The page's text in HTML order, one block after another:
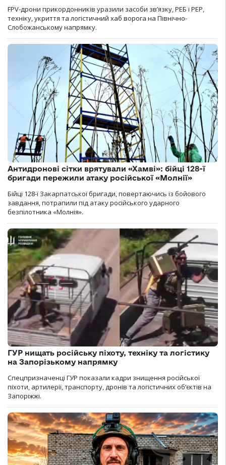
FPV-дрони прикордонників уразили засоби зв’язку, РЕБ і РЕР,
техніку, укриття та логістичний хаб ворога на Північно-
Слобожанському напрямку.
Антидронові сітки врятували «Хамві»: бійці 128-ї
бригади пережили атаку російської «Молнії»
Бійці 128-ї Закарпатської бригади, повертаючись із бойового
завдання, потрапили під атаку російського ударного
безпілотника «Молнія».
ГУР нищать російську піхоту, техніку та логістику
на Запорізькому напрямку
Спецпризначенці ГУР показали кадри знищення російської
піхоти, артилерії, транспорту, дронів та логістичних об’єктів на
Запоріжжі.